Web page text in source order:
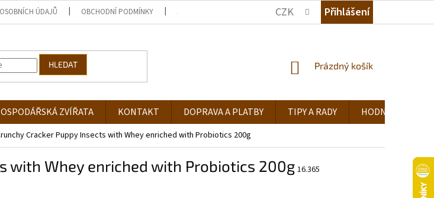
ÚDAJŮ OBCHODNÍ PODMÍNKY JAK NAKUPOVAT KDE NÁS NAJDETE TIPY A RADY
CZK Přihlášení
HLEDAT
NÁKUPNÍ
Prázdný košík
ZVÍŘATA KONTAKT DOPRAVA A PLATBY TIPY A RADY HODNOCENÍ
Cracker Puppy Insects with Whey enriched with Probiotics 200g
with Whey enriched with Probiotics 200g 16.365